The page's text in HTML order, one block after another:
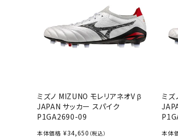
ミズノ MIZUNO モレリアネオV β
JAPAN サッカー スパイク
P1GA2690-09
本体価格 ¥34,650 （税込）
ミズ
本体